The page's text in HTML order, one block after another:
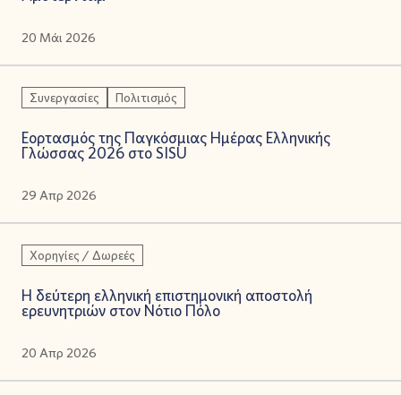
20 Μάι 2026
Συνεργασίες Πολιτισμός
Εορτασμός της Παγκόσμιας Ημέρας Ελληνικής
Γλώσσας 2026 στο SISU
29 Απρ 2026
Χορηγίες / Δωρεές
Η δεύτερη ελληνική επιστημονική αποστολή
ερευνητριών στον Νότιο Πόλο
20 Απρ 2026